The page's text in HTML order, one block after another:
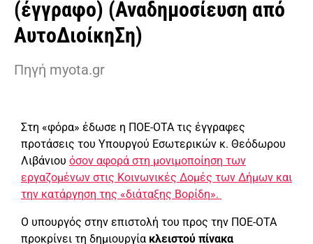
(έγγραφο) (Αναδημοσίευση από
ΑυτοΔιοίκηΣη)
Πηγή myota.gr
Στη «φόρα» έδωσε η ΠΟΕ-ΟΤΑ τις έγγραφες
προτάσεις του Υπουργού Εσωτερικών κ. Θεόδωρου
Λιβάνιου όσον αφορά στη μονιμοποίηση των
εργαζομένων στις Κοινωνικές Δομές των Δήμων και
την κατάργηση της «διάταξης Βορίδη».
Ο υπουργός στην επιστολή του προς την ΠΟΕ-ΟΤΑ
προκρίνει τη δημιουργία κλειστού πίνακα